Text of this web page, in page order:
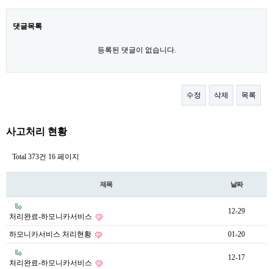
댓글목록
등록된 댓글이 없습니다.
수정 삭제 목록
사고처리 현황
Total 373건 16 페이지
제목 날짜
처리완료-하모니카서비스
12-29
하모니카서비스 처리현황 01-20
처리완료-하모니카서비스
12-17